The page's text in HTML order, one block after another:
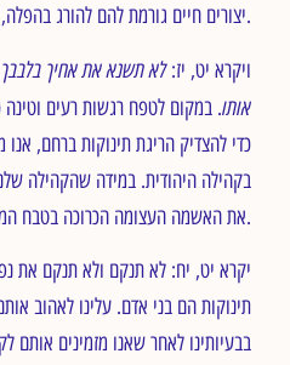
יצורים חיים גורמת להם להורג בהפלה, פשוטו כמשמעו, שפיכת דמם.
ויקרא יט, יז:לא תשנא את אחיך
אותו. במקום לטפח רגשות רעים
כדי להצדיק הריגת תינוקות ברחם, אנו
בקהילה היהודית. במידה שהקהילה
את האשמה העצומה הכרוכה בטבח המוני של חפים מפשע.
יקרא יט, יח: לא תנקם ולא תנקם את
תינוקות הם בני אדם. עלינו לאהוב
בבעיותינו לאחר שאנו מזמינים אותם